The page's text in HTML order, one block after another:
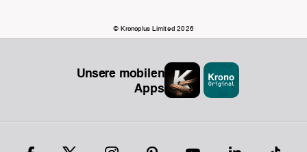
© Kronoplus Limited 2026
Unsere mobilen
Apps